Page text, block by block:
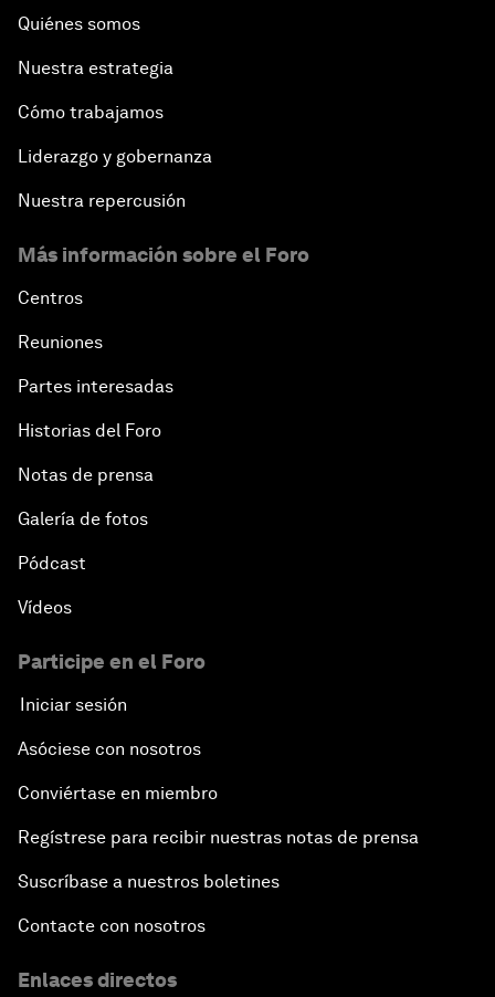
Quiénes somos
Nuestra estrategia
Cómo trabajamos
Liderazgo y gobernanza
Nuestra repercusión
Más información sobre el Foro
Centros
Reuniones
Partes interesadas
Historias del Foro
Notas de prensa
Galería de fotos
Pódcast
Vídeos
Participe en el Foro
Iniciar sesión
Asóciese con nosotros
Conviértase en miembro
Regístrese para recibir nuestras notas de prensa
Suscríbase a nuestros boletines
Contacte con nosotros
Enlaces directos